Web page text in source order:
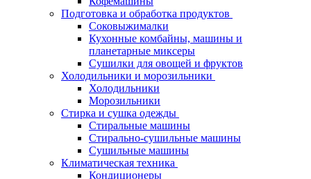
Подготовка и обработка продуктов
Соковыжималки
Кухонные комбайны, машины и
планетарные миксеры
Сушилки для овощей и фруктов
Холодильники и морозильники
Холодильники
Морозильники
Стирка и сушка одежды
Стиральные машины
Стирально-сушильные машины
Сушильные машины
Климатическая техника
Кондиционеры